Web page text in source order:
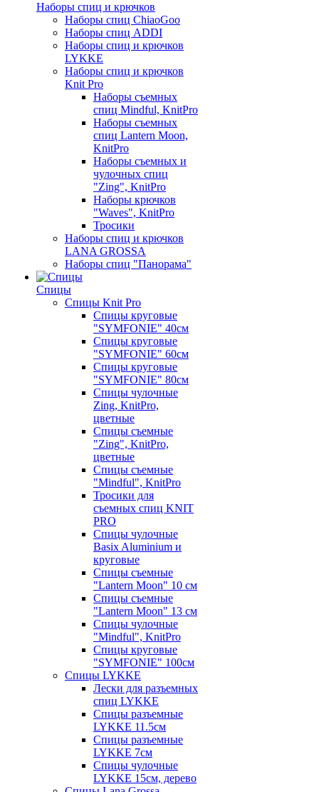
Наборы спиц и крючков
Наборы спиц ChiaoGoo
Наборы спиц ADDI
Наборы спиц и крючков
LYKKE
Наборы спиц и крючков
Knit Pro
Наборы съемных
спиц Mindful, KnitPro
Наборы съемных
спиц Lantern Moon,
KnitPro
Наборы съемных и
чулочных спиц
"Zing", KnitPro
Наборы крючков
"Waves", KnitPro
Тросики
Наборы спиц и крючков
LANA GROSSA
Наборы спиц "Панорама"
Спицы
Спицы Knit Pro
Спицы круговые
"SYMFONIE" 40см
Спицы круговые
"SYMFONIE" 60см
Спицы круговые
"SYMFONIE" 80см
Спицы чулочные
Zing, KnitPro,
цветные
Спицы съемные
"Zing", KnitPro,
цветные
Спицы съемные
"Mindful", KnitPro
Тросики для
съемных спиц KNIT
PRO
Спицы чулочные
Basix Aluminium и
круговые
Спицы съемные
"Lantern Moon" 10 см
Спицы съемные
"Lantern Moon" 13 см
Спицы чулочные
"Mindful", KnitPro
Спицы круговые
"SYMFONIE" 100см
Спицы LYKKE
Лески для разъемных
спиц LYKKE
Спицы разъемные
LYKKE 11.5см
Спицы разъемные
LYKKE 7см
Спицы чулочные
LYKKE 15см, дерево